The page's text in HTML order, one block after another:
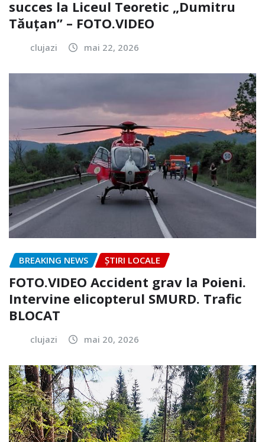
succes la Liceul Teoretic „Dumitru
Tăuțan” – FOTO.VIDEO
clujazi mai 22, 2026
BREAKING NEWS ȘTIRI LOCALE
FOTO.VIDEO Accident grav la Poieni.
Intervine elicopterul SMURD. Trafic
BLOCAT
clujazi mai 20, 2026